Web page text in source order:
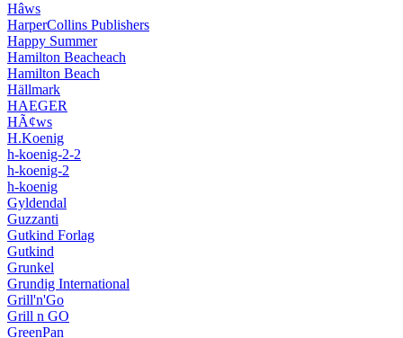
Hâws
HarperCollins Publishers
Happy Summer
Hamilton Beacheach
Hamilton Beach
Hällmark
HAEGER
HÃ¢ws
H.Koenig
h-koenig-2-2
h-koenig-2
h-koenig
Gyldendal
Guzzanti
Gutkind Forlag
Gutkind
Grunkel
Grundig International
Grill'n'Go
Grill n GO
GreenPan